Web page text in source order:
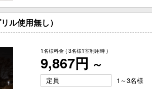
ル使用無し）
1名様料金 ( 3名様1室利用時 )
9,867円 ～
定員 1～3名様